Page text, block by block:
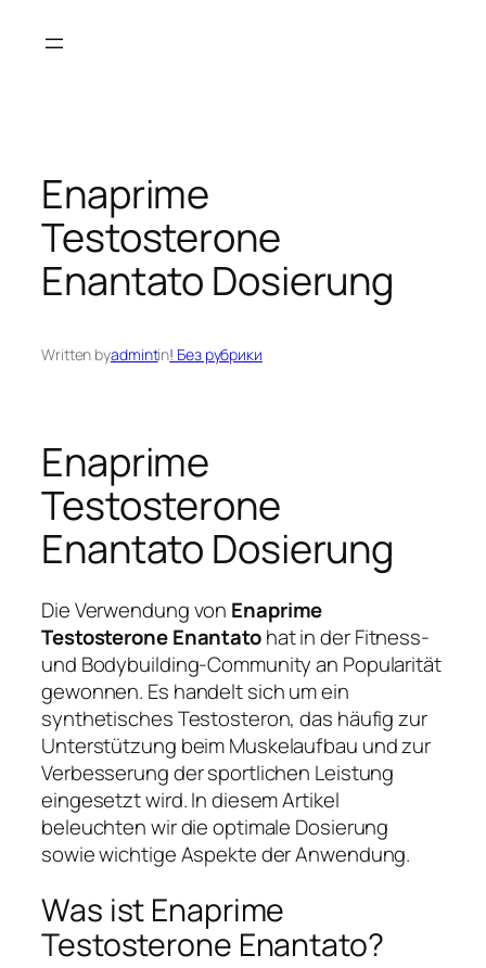
Enaprime
Testosterone
Enantato Dosierung
Written byadmintin! Без рубрики
Enaprime
Testosterone
Enantato Dosierung
Die Verwendung von Enaprime
Testosterone Enantatohat in der Fitness-
und Bodybuilding-Community an Popularität
gewonnen. Es handelt sich um ein
synthetisches Testosteron, das häufig zur
Unterstützung beim Muskelaufbau und zur
Verbesserung der sportlichen Leistung
eingesetzt wird. In diesem Artikel
beleuchten wir die optimale Dosierung
sowie wichtige Aspekte der Anwendung.
Was ist Enaprime
Testosterone Enantato?